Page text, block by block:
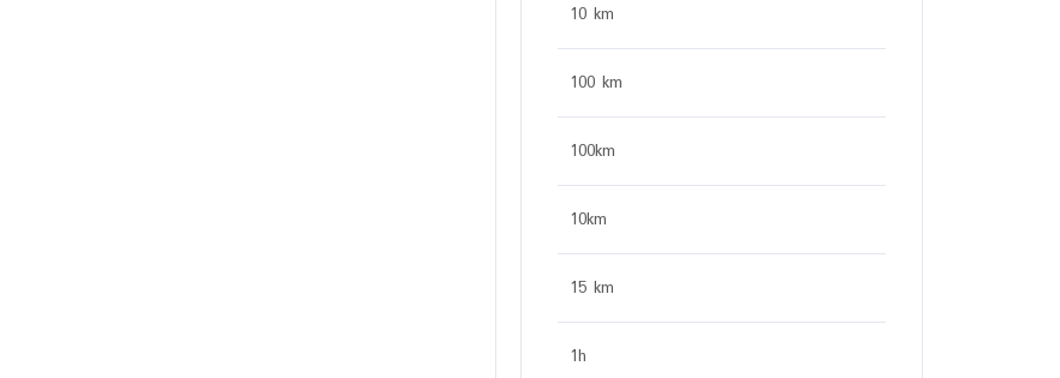
10 km
100 km
100km
10km
15 km
1h